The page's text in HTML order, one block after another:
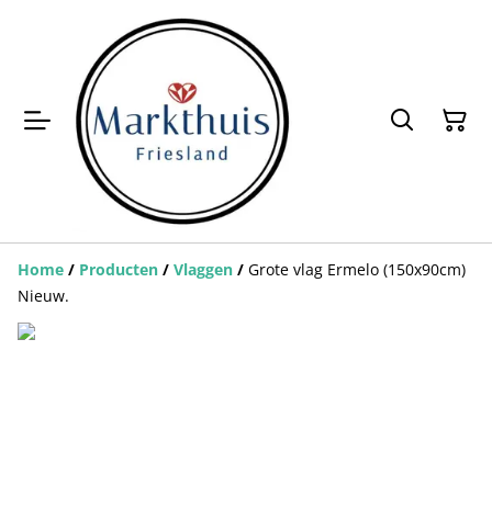
Home / Producten / Vlaggen / Grote vlag Ermelo (150x90cm)
Nieuw.